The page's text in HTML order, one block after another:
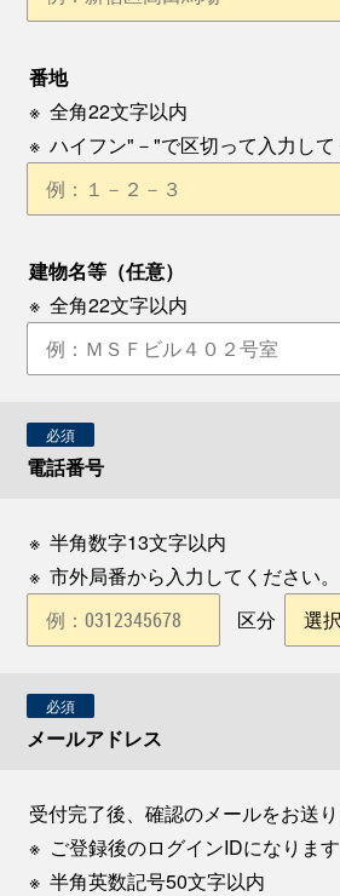
番地
※ 全角22文字以内
※ ハイフン"－"で区切って入力し
建物名等（任意）
※ 全角22文字以内
必須
電話番号
※ 半角数字13文字以内
※ 市外局番から入力してください。
区分
必須
メールアドレス
受付完了後、確認のメールをお送り
※ ご登録後のログインIDになります
※ 半角英数記号50文字以内